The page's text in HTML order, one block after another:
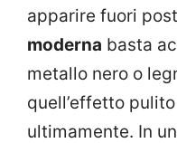
apparire fuori
moderna basta
metallo nero o
quell’effetto
ultimamente. In